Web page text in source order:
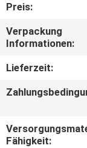
TRETEN
SIE
MIT
UNS
Preis:
Verpackung
Informationen:
Lieferzeit:
Fähigkeit: